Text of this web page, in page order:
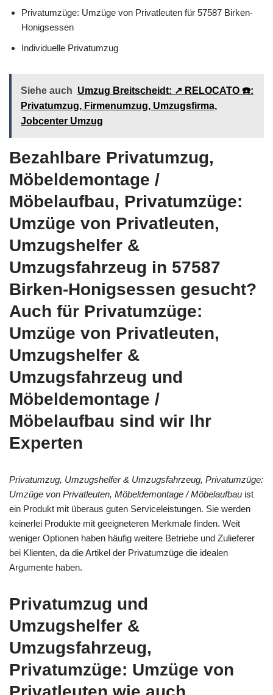
Privatumzüge: Umzüge von Privatleuten für 57587 Birken-
Honigsessen
Individuelle Privatumzug
Siehe auch Umzug Breitscheidt: ↗️ RELOCATO ☎️:
Privatumzug, Firmenumzug, Umzugsfirma,
Jobcenter Umzug
Bezahlbare Privatumzug,
Möbeldemontage /
Möbelaufbau, Privatumzüge:
Umzüge von Privatleuten,
Umzugshelfer &
Umzugsfahrzeug in 57587
Birken-Honigsessen gesucht?
Auch für Privatumzüge:
Umzüge von Privatleuten,
Umzugshelfer &
Umzugsfahrzeug und
Möbeldemontage /
Möbelaufbau sind wir Ihr
Experten
Privatumzug, Umzugshelfer & Umzugsfahrzeug, Privatumzüge:
Umzüge von Privatleuten, Möbeldemontage / Möbelaufbau ist
ein Produkt mit überaus guten Serviceleistungen. Sie werden
keinerlei Produkte mit geeigneteren Merkmale finden. Weit
weniger Optionen haben häufig weitere Betriebe und Zulieferer
bei Klienten, da die Artikel der Privatumzüge die idealen
Argumente haben.
Privatumzug und
Umzugshelfer &
Umzugsfahrzeug,
Privatumzüge: Umzüge von